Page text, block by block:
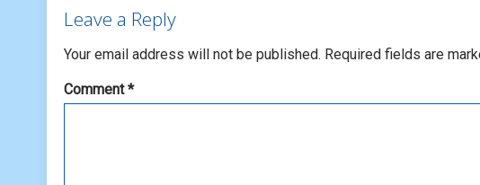
Leave a Reply
Your email address will not be published. Required fields are
Comment*